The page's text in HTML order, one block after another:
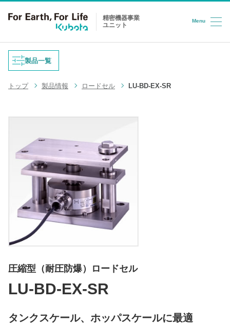
コンテンツへスキップ
精密機器事業
ユニット
Menu
製品一覧
重量式フィーダ
台はかり
LPG充填システム
ロードセル
半導体/HD検査装置
指示計
選別・計測・監視システム
トラックスケール
トップ 製品情報 ロードセル LU-BD-EX-SR
圧縮型（耐圧防爆）ロードセル
LU-BD-EX-SR
タンクスケール、ホッパスケールに最適